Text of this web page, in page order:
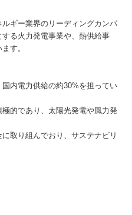
ギー業界のリーディングカンパ
る火力発電事業や、熱供給事
す。
内電力供給の約30%を担ってい
的であり、太陽光発電や風力発
取り組んでおり、サステナビリ